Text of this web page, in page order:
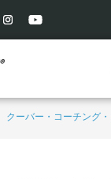
クーバー・コーチング